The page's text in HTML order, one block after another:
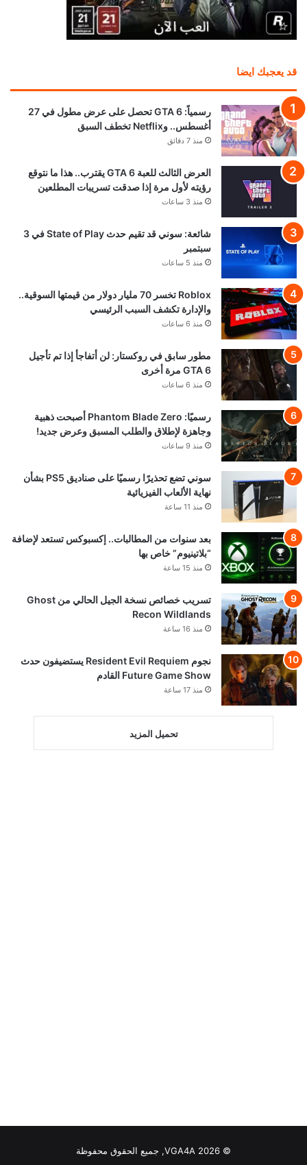
قد يعجبك ايضا
رسمياً: GTA 6 تحصل على عرض مطول في 27
أغسطس.. وNetflix تخطف السبق
منذ 7 دقائق
العرض الثالث للعبة GTA 6 يقترب.. هذا ما نتوقع
رؤيته لأول مرة إذا صدقت تسريبات المطلعين
منذ 3 ساعات
شائعة: سوني قد تقيم حدث State of Play في 3
سبتمبر
منذ 5 ساعات
Roblox تخسر 70 مليار دولار من قيمتها السوقية..
والإدارة تكشف السبب الرئيسي
منذ 6 ساعات
مطور سابق في روكستار: لن أتفاجأ إذا تم تأجيل
GTA 6 مرة أخرى
منذ 6 ساعات
رسميًا: Phantom Blade Zero أصبحت ذهبية
وجاهزة لإطلاق والطلب المسبق وعرض جديد!
منذ 9 ساعات
سوني تضع تحذيرًا رسميًا على صناديق PS5 بشأن
نهاية الألعاب الفيزيائية
منذ 11 ساعة
بعد سنوات من المطالبات.. إكسبوكس تستعد لإضافة
“بلاتينيوم” خاص بها
منذ 15 ساعة
تسريب خصائص نسخة الجيل الحالي من Ghost
Recon Wildlands
منذ 16 ساعة
نجوم Resident Evil Requiem يستضيفون حدث
Future Game Show القادم
منذ 17 ساعة
تحميل المزيد
© VGA4A 2026, جميع الحقوق محفوظة